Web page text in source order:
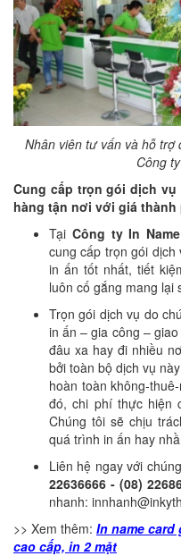
Nhân viên tư vấn và hỗ
Công
Cung cấp trọn gói dịch
hàng tận nơi với giá thành
Tại Công ty In
cung cấp trọn gói
in ấn tốt nhất, tiết
luôn cố gắng mang lại
Trọn gói dịch vụ do
in ấn – gia công –
đâu xa hay đi nhiều
bởi toàn bộ dịch vụ
hoàn toàn không-
đó, chi phí thực hiện
Chúng tôi sẽ chịu
quá trình in ấn hay
Liên hệ ngay với
22636666 - (08)
nhanh:
>> Xem thêm: In name card
cao cấp, in 2 mặt